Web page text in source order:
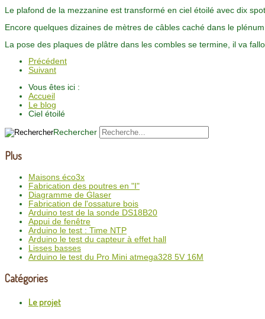
Le plafond de la mezzanine est transformé en ciel étoilé avec dix
Encore quelques dizaines de mètres de câbles caché dans le
La pose des plaques de plâtre dans les combles se termine, il va
Précédent
Suivant
Vous êtes ici :
Accueil
Le blog
Ciel étoilé
Rechercher
Plus
Maisons éco3x
Fabrication des poutres en "I"
Diagramme de Glaser
Fabrication de l'ossature bois
Arduino test de la sonde DS18B20
Appui de fenêtre
Arduino le test : Time NTP
Arduino le test du capteur à effet hall
Lisses basses
Arduino le test du Pro Mini atmega328 5V 16M
Catégories
Le projet